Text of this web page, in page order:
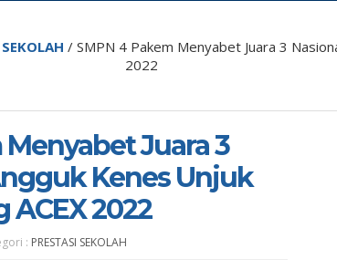
/ SMPN 4 Pakem Menyabet Juara 3
2022
Juara 3
Kenes Unjuk
ACEX 2022
: PRESTASI SEKOLAH